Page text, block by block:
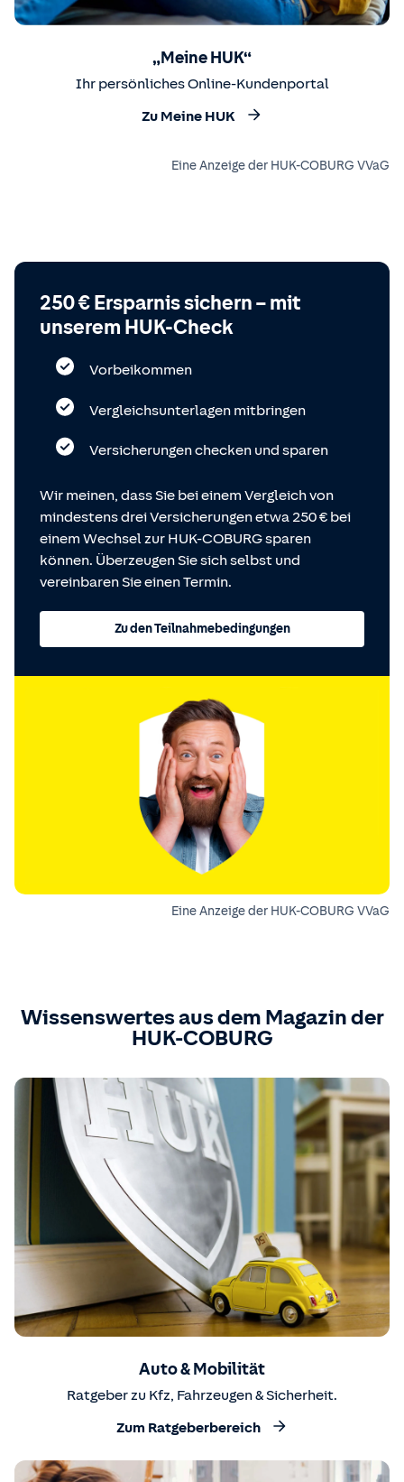
„Meine HUK“
Ihr persönliches Online-Kundenportal
Zu Meine HUK
Eine Anzeige der HUK-COBURG VVaG
250 € Ersparnis sichern – mit
unserem HUK-Check
Vorbeikommen
Vergleichsunterlagen mitbringen
Versicherungen checken und sparen
Wir meinen, dass Sie bei einem Vergleich von
mindestens drei Versicherungen etwa 250 € bei
einem Wechsel zur HUK-COBURG sparen
können. Überzeugen Sie sich selbst und
vereinbaren Sie einen Termin.
Zu den Teilnahmebedingungen
Eine Anzeige der HUK-COBURG VVaG
Wissenswertes aus dem Magazin der
HUK-COBURG
Auto & Mobilität
Ratgeber zu Kfz, Fahrzeugen & Sicherheit.
Zum Ratgeberbereich